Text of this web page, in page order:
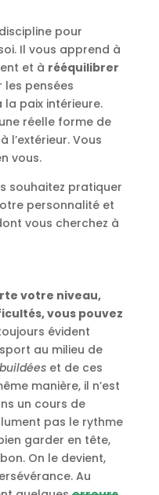
pour
Il vous apprend à
et à rééquilibrer
pensées
paix intérieure.
réelle forme de
l’extérieur. Vous
vous.
souhaitez pratiquer
personnalité et
vous cherchez à
votre niveau,
vous pouvez
évident
au milieu de
et de ces
manière, il n’est
un cours de
pas le rythme
garder en tête,
On le devient,
Au